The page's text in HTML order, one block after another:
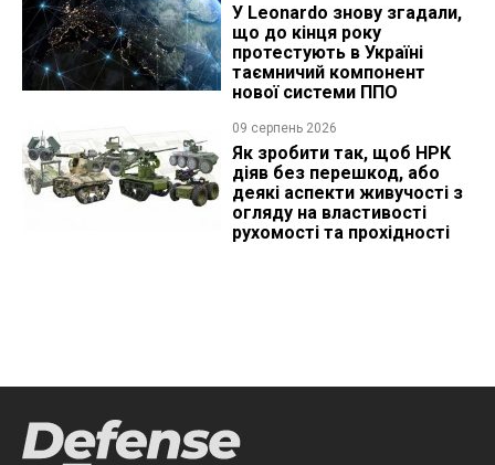
У Leonardo знову згадали,
що до кінця року
протестують в Україні
таємничий компонент
нової системи ППО
09 серпень 2026
Як зробити так, щоб НРК
діяв без перешкод, або
деякі аспекти живучості з
огляду на властивості
рухомості та прохідності